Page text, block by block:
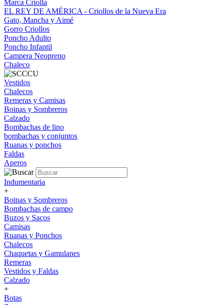
Marca Criolla
EL REY DE AMÉRICA - Criollos de la Nueva Era
Gato, Mancha y Aimé
Gorro Criollos
Poncho Adulto
Poncho Infantil
Campera Neopreno
Chaleco
Vestidos
Chalecos
Remeras y Camisas
Boinas y Sombreros
Calzado
Bombachas de lino
bombachas y conjuntos
Ruanas y ponchos
Faldas
Aperos
Indumentaria
+
Boinas y Sombreros
Bombachas de campo
Buzos y Sacos
Camisas
Ruanas y Ponchos
Chalecos
Chaquetas y Gamulanes
Remeras
Vestidos y Faldas
Calzado
+
Botas